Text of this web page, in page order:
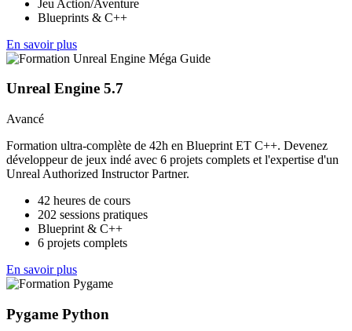
Jeu Action/Aventure
Blueprints & C++
En savoir plus
Unreal Engine 5.7
Avancé
Formation ultra-complète de 42h en Blueprint ET C++. Devenez
développeur de jeux indé avec 6 projets complets et l'expertise d'un
Unreal Authorized Instructor Partner.
42 heures de cours
202 sessions pratiques
Blueprint & C++
6 projets complets
En savoir plus
Pygame Python